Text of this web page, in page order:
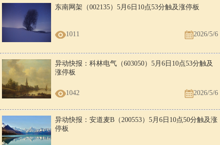
东南网架（002135）5月6日10点53分触及涨停板
1011 2026/5/6
异动快报：科林电气（603050）5月6日10点53分触及
涨停板
1042 2026/5/6
异动快报：安道麦B（200553）5月6日10点50分触及涨
停板